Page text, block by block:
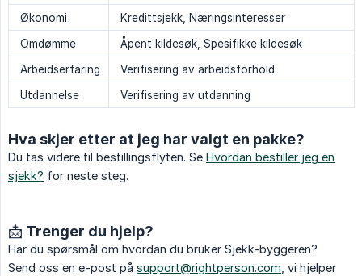
Økonomi
Kredittsjekk, Næringsinteresser
Omdømme
Åpent kildesøk, Spesifikke kildesøk
Arbeidserfaring
Verifisering av arbeidsforhold
Utdannelse
Verifisering av utdanning
Hva skjer etter at jeg har valgt en pakke?
Du tas videre til bestillingsflyten. Se Hvordan bestiller jeg en
sjekk? for neste steg.
📩 Trenger du hjelp?
Har du spørsmål om hvordan du bruker Sjekk-byggeren?
Send oss en e-post på support@rightperson.com , vi hjelper